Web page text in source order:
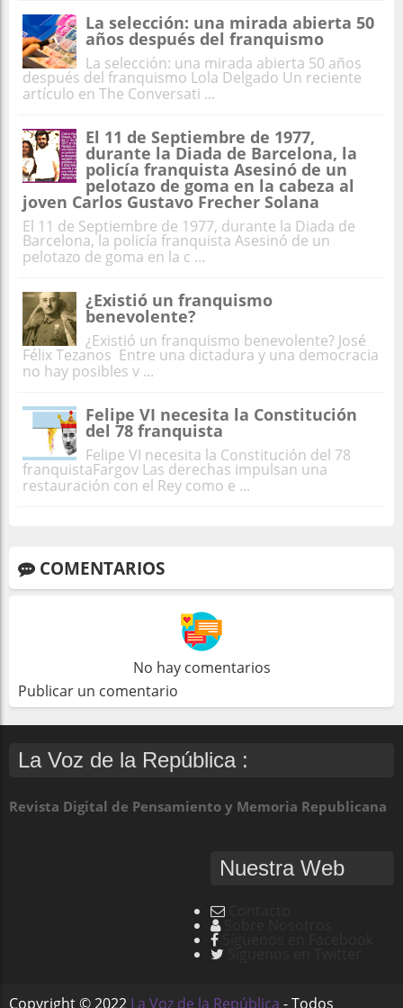
La selección: una mirada abierta 50
años después del franquismo
La selección: una mirada abierta 50 años
después del franquismo Lola Delgado Un reciente
artículo en The Conversati ...
El 11 de Septiembre de 1977,
durante la Diada de Barcelona, la
policía franquista Asesinó de un
pelotazo de goma en la cabeza al
joven Carlos Gustavo Frecher Solana
El 11 de Septiembre de 1977, durante la Diada de
Barcelona, la policía franquista Asesinó de un
pelotazo de goma en la c ...
¿Existió un franquismo
benevolente?
¿Existió un franquismo benevolente? José
Félix Tezanos Entre una dictadura y una democracia
no hay posibles v ...
Felipe VI necesita la Constitución
del 78 franquista
Felipe VI necesita la Constitución del 78
franquistaFargov Las derechas impulsan una
restauración con el Rey como e ...
COMENTARIOS
No hay comentarios
Publicar un comentario
La Voz de la República :
Revista Digital de Pensamiento y Memoria Republicana
Nuestra Web
Copyright © 2022 La Voz de la República - Todos